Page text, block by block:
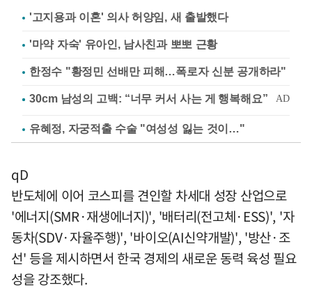
'고지용과 이혼' 의사 허양임, 새 출발했다
'마약 자숙' 유아인, 남사친과 뽀뽀 근황
한정수 "황정민 선배만 피해…폭로자 신분 공개하라"
유혜정, 자궁적출 수술 "여성성 잃는 것이…"
qD
반도체에 이어 코스피를 견인할 차세대 성장 산업으로
'에너지(SMR·재생에너지)', '배터리(전고체·ESS)', '자
동차(SDV·자율주행)', '바이오(AI신약개발)', '방산·조
선' 등을 제시하면서 한국 경제의 새로운 동력 육성 필요
성을 강조했다.